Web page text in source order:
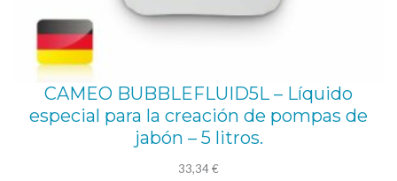
CAMEO BUBBLEFLUID5L – Líquido
especial para la creación de pompas de
jabón – 5 litros.
33,34€